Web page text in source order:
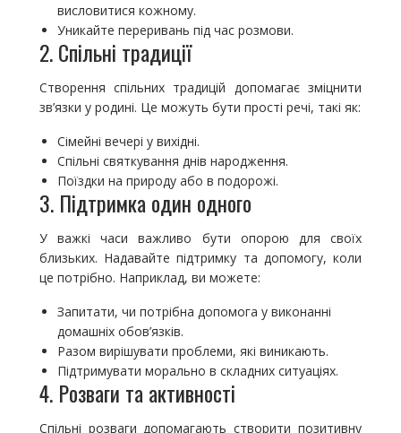
висловитися кожному.
Уникайте переривань під час розмови.
2. Спільні традиції
Створення спільних традицій допомагає зміцнити
зв’язки у родині. Це можуть бути прості речі, такі як:
Сімейні вечері у вихідні.
Спільні святкування днів народження.
Поїздки на природу або в подорожі.
3. Підтримка один одного
У важкі часи важливо бути опорою для своїх
близьких. Надавайте підтримку та допомогу, коли
це потрібно. Наприклад, ви можете:
Запитати, чи потрібна допомога у виконанні
домашніх обов’язків.
Разом вирішувати проблеми, які виникають.
Підтримувати морально в складних ситуаціях.
4. Розваги та активності
Спільні розваги допомагають створити позитивну